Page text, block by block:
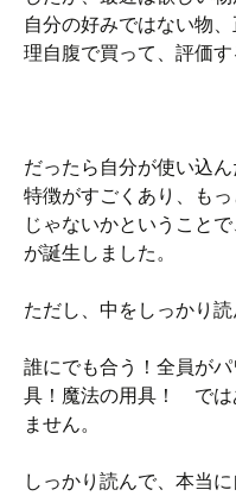
自分の好みではない物
理自腹で買って、評価す
だったら自分が使い込
特徴がすごくあり、も
じゃないかということ
が誕生しました。
ただし、中をしっかり読
誰にでも合う！全員が
具！魔法の用具！ では
ません。
しっかり読んで、本当